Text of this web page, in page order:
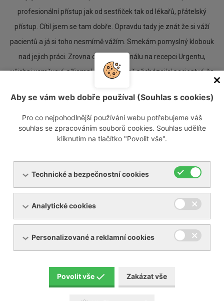
profesionální přístup jak od sestřiček tak od lékařů, přátelský
přístup. Cítil jsem se tam dobře. Opravdu tady je znát že si váží
pacientů a já si toho nesmírně vážím. Smekám pomyslný klobouk
nad jejich práci. Zrovna děkuji personálu na recepci Urgentu,
všichni usměvaví, příjemní, a tím vlastně přicházející pacient ví, že
pan J. Košut
2. 6. 2026
poskytnut při ošetření na pracovišti NUP. Úsilí a profesionalita si
zaslouží uznání a poděkování.
Aby se vám web dobře používal (Souhlas s cookies)
Pro co nejpohodlnější používání webu potřebujeme váš
souhlas se zpracováním souborů cookies. Souhlas udělíte
kliknutím na tlačítko "Povolit vše".
Technické a bezpečnostní cookies
Analytické cookies
Personalizované a reklamní cookies
Povolit vše Zakázat vše